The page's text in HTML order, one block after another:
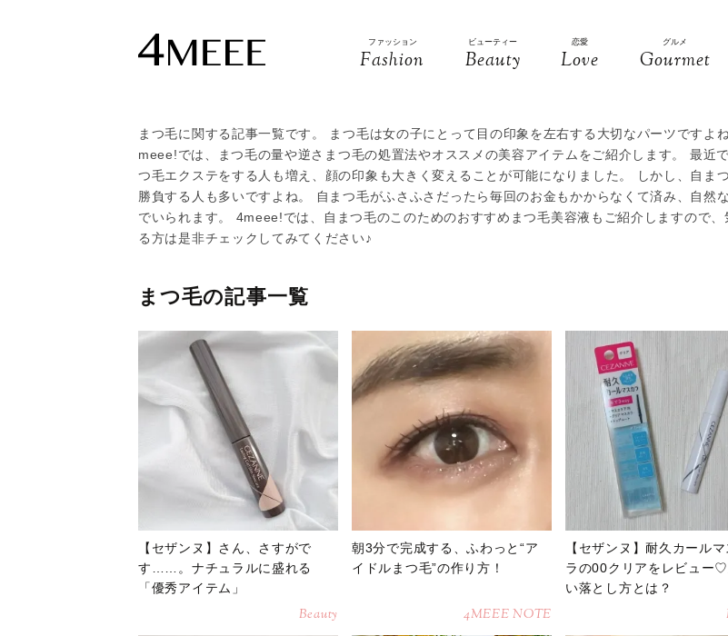
ファッション
Fashion
ビューティー
Beauty
恋愛
Love
グルメ
Gourmet
まつ毛に関する記事一覧です。 まつ毛は女の子にとって目の印象を左右する大切なパーツですよ
meee!では、まつ毛の量や逆さまつ毛の処置法やオススメの美容アイテムをご紹介します。 最近
つ毛エクステをする人も増え、顔の印象も大きく変えることが可能になりました。 しかし、自ま
勝負する人も多いですよね。 自まつ毛がふさふさだったら毎回のお金もかからなくて済み、自然
でいられます。 4meee!では、自まつ毛のこのためのおすすめまつ毛美容液もご紹介しますので、
る方は是非チェックしてみてください♪
まつ毛の記事一覧
【セザンヌ】さん、さすがで
す……。ナチュラルに盛れる
「優秀アイテム」
Beauty
朝3分で完成する、ふわっと“ア
イドルまつ毛”の作り方！
4MEEE NOTE
【セザンヌ】耐久カールマ
ラの00クリアをレビュー♡
い落とし方とは？